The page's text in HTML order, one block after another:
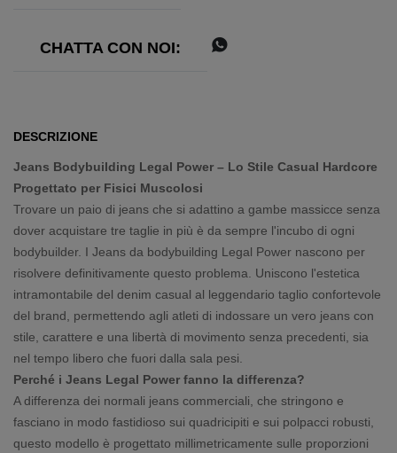
CHATTA CON NOI:
DESCRIZIONE
Jeans Bodybuilding Legal Power – Lo Stile Casual Hardcore
Progettato per Fisici Muscolosi
Trovare un paio di jeans che si adattino a gambe massicce senza
dover acquistare tre taglie in più è da sempre l'incubo di ogni
bodybuilder. I Jeans da bodybuilding Legal Power nascono per
risolvere definitivamente questo problema. Uniscono l'estetica
intramontabile del denim casual al leggendario taglio confortevole
del brand, permettendo agli atleti di indossare un vero jeans con
stile, carattere e una libertà di movimento senza precedenti, sia
nel tempo libero che fuori dalla sala pesi.
Perché i Jeans Legal Power fanno la differenza?
A differenza dei normali jeans commerciali, che stringono e
fasciano in modo fastidioso sui quadricipiti e sui polpacci robusti,
questo modello è progettato millimetricamente sulle proporzioni